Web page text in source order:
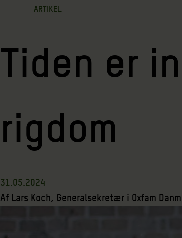
ARTIKEL
Tiden er
rigdom
31.05.2024
Af Lars Koch, Generalsekretær i Oxfam